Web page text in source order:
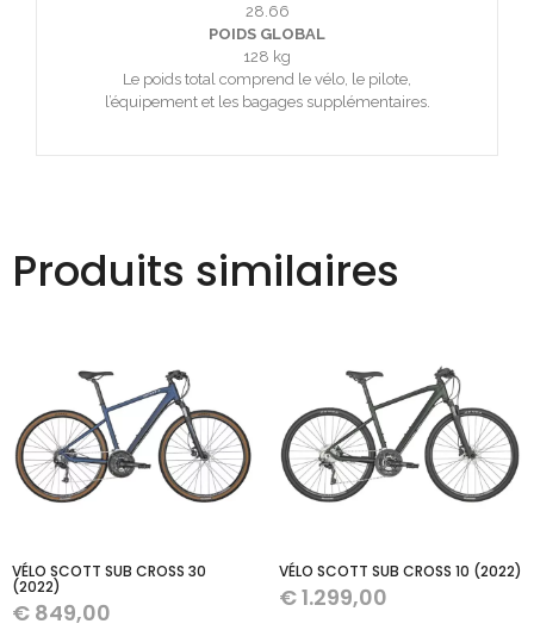
28.66
POIDS GLOBAL
128 kg
Le poids total comprend le vélo, le pilote,
l’équipement et les bagages supplémentaires.
Produits similaires
VÉLO SCOTT SUB CROSS 30
(2022)
€ 849,00
VÉLO SCOTT SUB CROSS 10 (2022)
€1.299,00